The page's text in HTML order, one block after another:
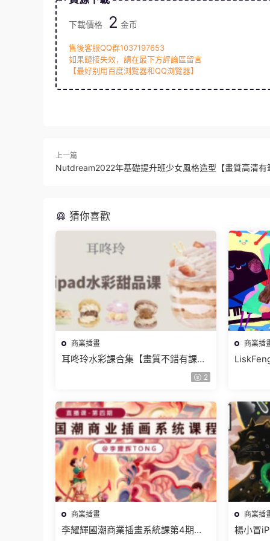
下載價格 2 金币
售後客服QQ群1037197653
如果鏈接失效，請在最下方評論區留言
【最好别用百度浏覽器和QQ浏覽器】
上一篇
Nutdream2022年基礎提升班少女風格造型【畫質高清有
猜你喜歡
商業插畫
耳咚玲水彩課合集【畫質不錯有課
2
商業插
商業插畫
李耀輝國潮商業插畫系統課第4期
商業插
楊小冒